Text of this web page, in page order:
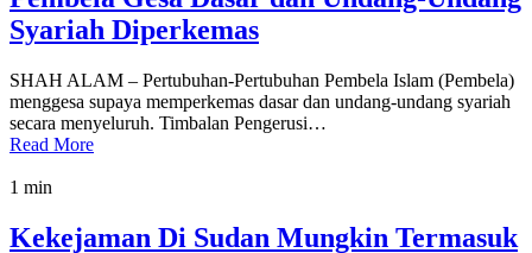
Syariah Diperkemas
SHAH ALAM – Pertubuhan-Pertubuhan Pembela Islam (Pembela)
menggesa supaya memperkemas dasar dan undang-undang syariah
secara menyeluruh. Timbalan Pengerusi…
Read More
1 min
Kekejaman Di Sudan Mungkin Termasuk